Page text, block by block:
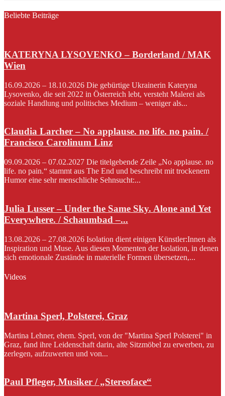
Beliebte Beiträge
KATERYNA LYSOVENKO – Borderland / MAK
Wien
16.09.2026 – 18.10.2026 Die gebürtige Ukrainerin Kateryna
Lysovenko, die seit 2022 in Österreich lebt, versteht Malerei als
soziale Handlung und politisches Medium – weniger als...
Claudia Larcher – No applause. no life. no pain. /
Francisco Carolinum Linz
09.09.2026 – 07.02.2027 Die titelgebende Zeile „No applause. no
life. no pain.“ stammt aus The End und beschreibt mit trockenem
Humor eine sehr menschliche Sehnsucht:...
Julia Lusser – Under the Same Sky. Alone and Yet
Everywhere. / Schaumbad –...
13.08.2026 – 27.08.2026 Isolation dient einigen Künstler:Innen als
Inspiration und Muse. Aus diesen Momenten der Isolation, in denen
sich emotionale Zustände in materielle Formen übersetzen,...
Videos
Martina Sperl, Polsterei, Graz
Martina Lehner, ehem. Sperl, von der "Martina Sperl Polsterei" in
Graz, fand ihre Leidenschaft darin, alte Sitzmöbel zu erwerben, zu
zerlegen, aufzuwerten und von...
Paul Pfleger, Musiker / „Stereoface“